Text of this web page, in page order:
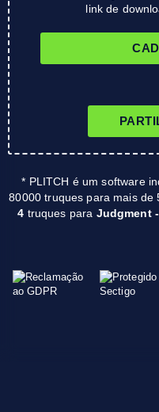
link de
* PLITCH é um software
80000 truques para mais de
4 truques para Judgment